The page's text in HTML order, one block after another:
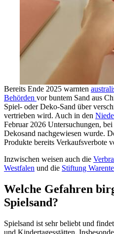
Bereits Ende 2025 warnten
Behörden vor buntem Sand aus
Spiel- oder Deko-Sand über
vertrieben wird. Auch in den
Februar 2026 Untersuchungen,
Dekosand nachgewiesen wurde.
Produkte bereits Verkaufsverbote
Inzwischen weisen auch die
Westfalen und die Stiftung
Welche Gefahren
Spielsand?
Spielsand ist sehr beliebt und
und Kindertagesstätten.